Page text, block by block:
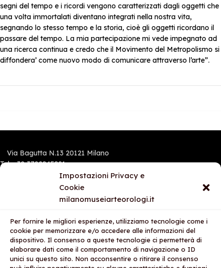
Impostazioni Privacy e
Cookie
milanomuseiarteorologi.it
Per fornire le migliori esperienze, utilizziamo tecnologie come i
cookie per memorizzare e/o accedere alle informazioni del
dispositivo. Il consenso a queste tecnologie ci permetterà di
elaborare dati come il comportamento di navigazione o ID
unici su questo sito. Non acconsentire o ritirare il consenso
segni del tempo e i ricordi vengono caratterizzati dagli oggetti che
una volta immortalati diventano integrati nella nostra vita,
segnando lo stesso tempo e la storia, cioè gli oggetti ricordano il
passare del tempo. La mia partecipazione mi vede impegnato ad
una ricerca continua e credo che il Movimento del Metropolismo si
diffondera’ come nuovo modo di comunicare attraverso l’arte”.
Via Bagutta N.13 20121 Milano
Tel.:+39 3792845891
Mobile e Whatsapp: 3792845891
I NOSTRI STORES
AREA LEGALE
AZIENDA